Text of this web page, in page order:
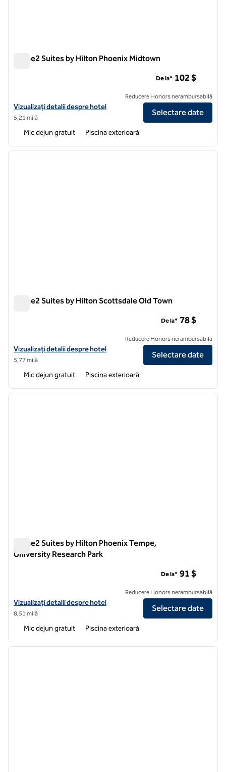
Home2 Suites by Hilton Phoenix Midtown
Vizualizați detaliile hotelului pentru Home2 Suites by Hilton Phoenix
Vizualizați detalii despre hotel
5,21 milă
De la* 102 $
Reducere Honors nerambursabilă
Selectare date
Mic dejun gratuit Piscina exterioară
1 din 12
Home2 Suites by Hilton Scottsdale Old Town
Vizualizați detaliile hotelului pentru Home2 Suites by Hilton
Vizualizați detalii despre hotel
5,77 milă
De la* 78 $
Reducere Honors nerambursabilă
Selectare date
Mic dejun gratuit Piscina exterioară
1 din 12
Home2 Suites by Hilton Phoenix Tempe,
University Research Park
Vizualizați detaliile hotelului pentru Home2 Suites by Hilton Phoenix
Vizualizați detalii despre hotel
8,51 milă
De la* 91 $
Reducere Honors nerambursabilă
Selectare date
Mic dejun gratuit Piscina exterioară
1 din 12